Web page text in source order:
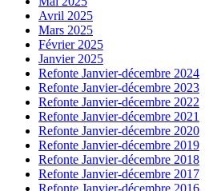
Avril 2025
Mars 2025
Février 2025
Janvier 2025
Refonte Janvier-décembre 2024
Refonte Janvier-décembre 2023
Refonte Janvier-décembre 2022
Refonte Janvier-décembre 2021
Refonte Janvier-décembre 2020
Refonte Janvier-décembre 2019
Refonte Janvier-décembre 2018
Refonte Janvier-décembre 2017
Refonte Janvier-décembre 2016